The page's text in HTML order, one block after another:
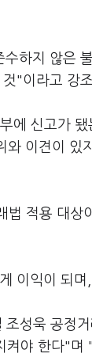
하지 않은
"이라고 강
에 신고가
이견이 있
적용 대상
이익이 되
성욱 공정
야 한다"